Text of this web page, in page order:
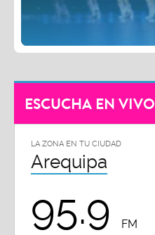
ESCUCHA EN VIVO
LA ZONA EN TU CIUDAD
Arequipa
95.9 FM